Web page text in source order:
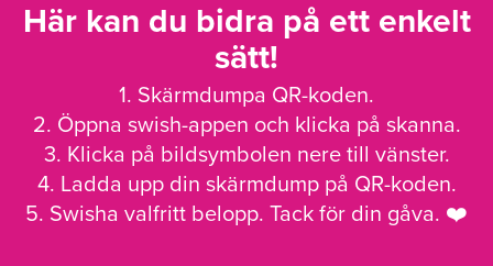
Här kan du bidra på ett enkelt
sätt!
1. Skärmdumpa QR-koden.
2. Öppna swish-appen och klicka på skanna.
3. Klicka på bildsymbolen nere till vänster.
4. Ladda upp din skärmdump på QR-koden.
5. Swisha valfritt belopp. Tack för din gåva. ❤️